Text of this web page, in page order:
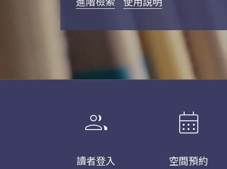
group
讀者登入
calendar_month
空間預約